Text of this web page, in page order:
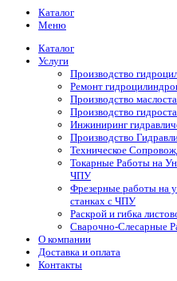
Каталог
Меню
Каталог
Услуги
Производство
Ремонт
Производство
Производство
Инжиниринг
Производство
Техническое
Токарные Работы на
ЧПУ
Фрезерные работы на
станках с ЧПУ
Раскрой и гибка
Сварочно-Слесарные
О компании
Доставка и оплата
Контакты